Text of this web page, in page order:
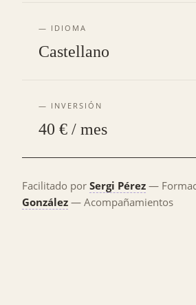
— IDIOMA
Castellano
— INVERSIÓN
40 € / mes
Facilitado por Sergi Pérez —
González — Acompañamientos